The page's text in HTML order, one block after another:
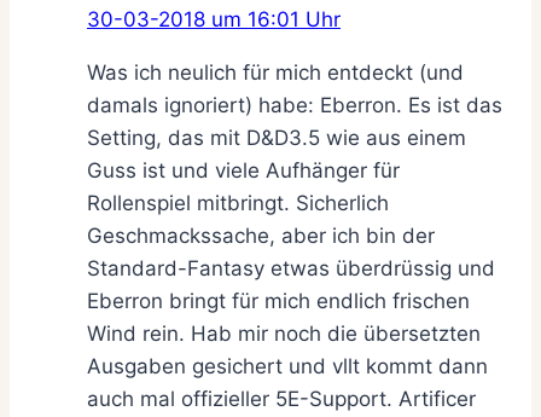
30-03-2018 um 16:01 Uhr
Was ich neulich für mich entdeckt (und
damals ignoriert) habe: Eberron. Es ist das
Setting, das mit D&D3.5 wie aus einem
Guss ist und viele Aufhänger für
Rollenspiel mitbringt. Sicherlich
Geschmackssache, aber ich bin der
Standard-Fantasy etwas überdrüssig und
Eberron bringt für mich endlich frischen
Wind rein. Hab mir noch die übersetzten
Ausgaben gesichert und vllt kommt dann
auch mal offizieller 5E-Support. Artificer